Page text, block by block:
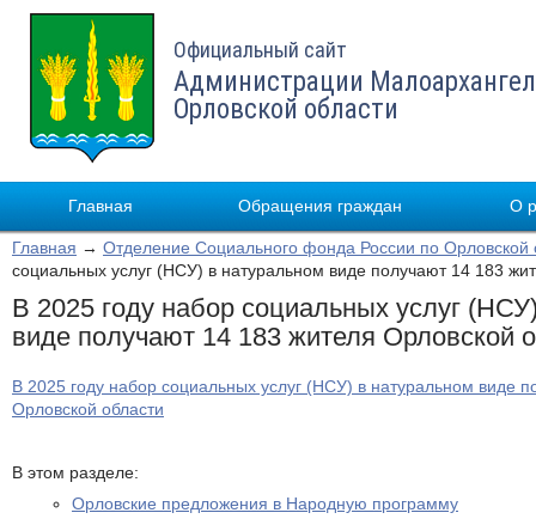
Официальный сайт
Администрации
Орловской области
Главная Обращения граждан О
Главная → Отделение Социального фонда России по Орловской
социальных услуг (НСУ) в натуральном виде получают 14 183
В 2025 году набор социальных услуг
виде получают 14 183 жителя Орловской
В 2025 году набор социальных услуг (НСУ) в натуральном виде
Орловской области
В этом разделе:
Орловские предложения в Народную программу